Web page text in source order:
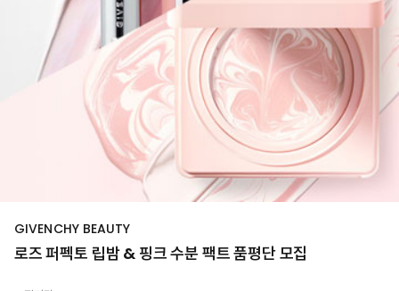
GIVENCHY BEAUTY
로즈 퍼펙토 립밤 & 핑크 수분 팩트 품평단 모집